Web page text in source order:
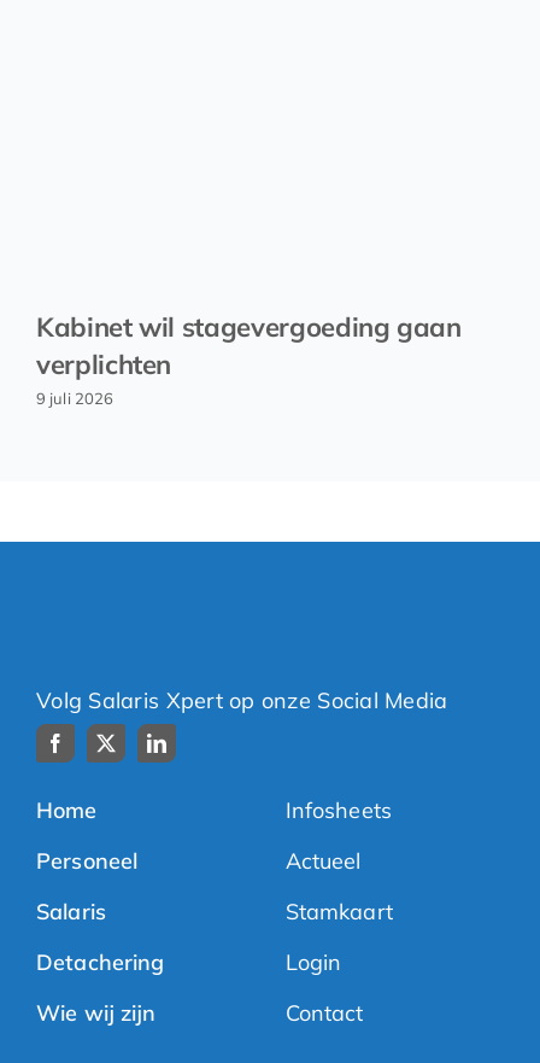
Kabinet wil stagevergoeding gaan
verplichten
9 juli 2026
Volg Salaris Xpert op onze Social Media
Home
Personeel
Salaris
Detachering
Wie wij zijn
Infosheets
Actueel
Stamkaart
Login
Contact